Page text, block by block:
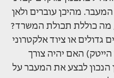
מהיכן עוברים ולאן
מה כוללת תכולת המשרד?
או ציוד אלקטרוני
האם יהיה צורך
הנכון לבצע את המעבר על